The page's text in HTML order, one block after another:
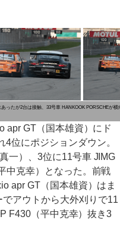
ったが2台は接触、33号車 HANKOOK PORSCHEが
apr GT（国本雄資）にド
位にポジションダウン。
一）、3位に11号車 JIMG
中克幸）となった。前戦
apr GT（国本雄資）はま
アウトから大外刈りで11
F430（平中克幸）抜き3